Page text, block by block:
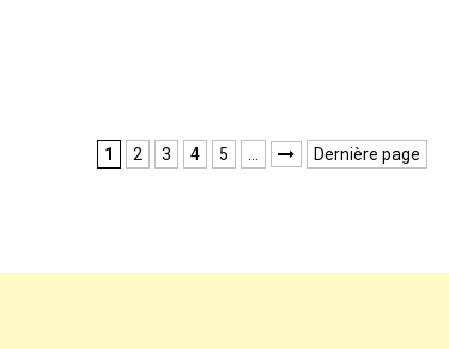
1 2 3 4 5  Dernière page